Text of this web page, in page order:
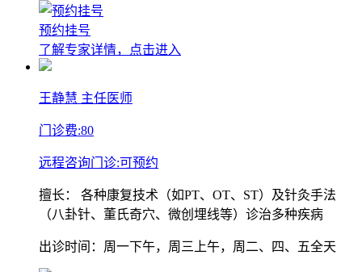
预约挂号
了解专家详情，点击进入
王静慧 主任医师
门诊费:80
远程咨询门诊:可预约
擅长：
各种康复技术（如PT、OT、ST）及针灸手法
（八卦针、董氏奇穴、微创埋线等）诊治多种疾病
出诊时间：周一下午，周三上午，周二、四、五全天